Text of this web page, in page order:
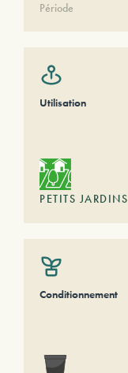
Période
Utilisation
PETITS JARDINS
Conditionnement